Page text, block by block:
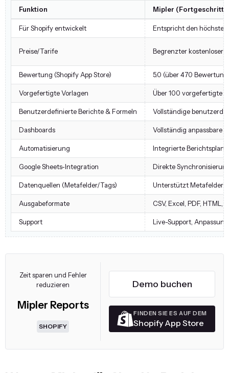
Funktion Mipler
Für Shopify entwickelt Entspricht den höchsten
Preise/Tarife Begrenzter kostenloser
Bewertung (Shopify App Store) 5.0 (über 470
Vorgefertigte Vorlagen Über 100 vorgefertigte
Benutzerdefinierte Berichte & Formeln Vollständige
Dashboards Vollständig anpassbare
Automatisierung Integrierte
Google Sheets-Integration Direkte
Datenquellen (Metafelder/Tags) Unterstützt Metafelder/
Ausgabeformate CSV, Excel, PDF, HTML,
Support Live-Support,
Zeit sparen und Fehler
reduzieren
Mipler Reports
SHOPIFY
Demo buchen
FINDEN SIE ES AUF DEM
Shopify App Store